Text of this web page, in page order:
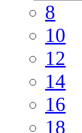
8
10
12
14
16
18